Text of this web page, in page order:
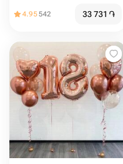
4.95542 33 731 ֏